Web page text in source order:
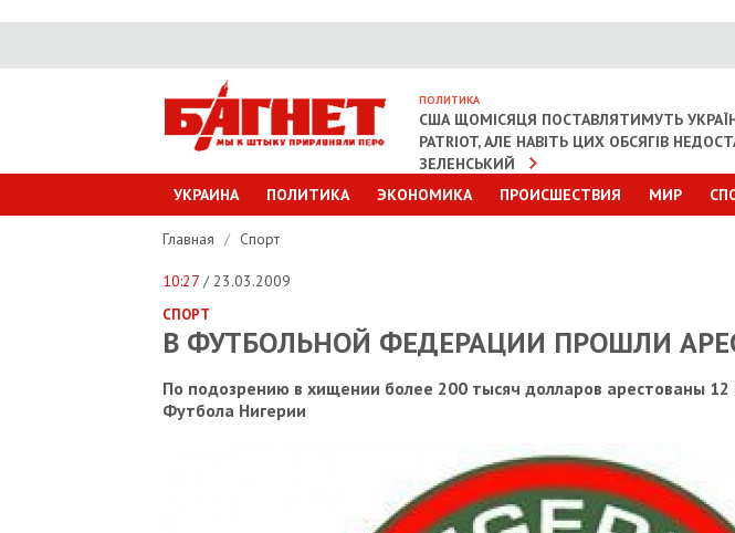
ПОЛИТИКА
США ЩОМІСЯЦЯ ПОСТАВЛЯТИМУТЬ
PATRIOT, АЛЕ НАВІТЬ ЦИХ ОБСЯГІВ
ЗЕЛЕНСЬКИЙ
УКРАИНА ПОЛИТИКА ЭКОНОМИКА ПРОИСШЕСТВИЯ МИР
Главная / Спорт
10:27 / 23.03.2009
СПОРТ
В ФУТБОЛЬНОЙ ФЕДЕРАЦИИ ПРОШЛИ
По подозрению в хищении более 200 тысяч долларов арестованы
Футбола Нигерии